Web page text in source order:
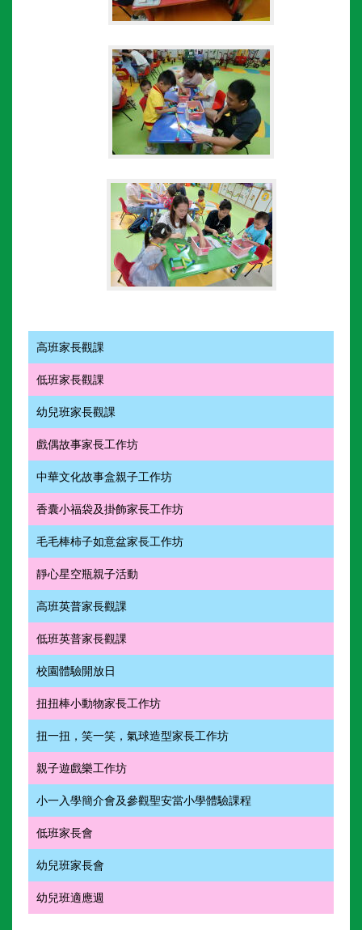
高班家長觀課
低班家長觀課
幼兒班家長觀課
戲偶故事家長工作坊
中華文化故事盒親子工作坊
香囊小福袋及掛飾家長工作坊
毛毛棒柿子如意盆家長工作坊
靜心星空瓶親子活動
高班英普家長觀課
低班英普家長觀課
校園體驗開放日
扭扭棒小動物家長工作坊
扭一扭，笑一笑，氣球造型家長工作坊
親子遊戲樂工作坊
小一入學簡介會及參觀聖安當小學體驗課程
低班家長會
幼兒班家長會
幼兒班適應週